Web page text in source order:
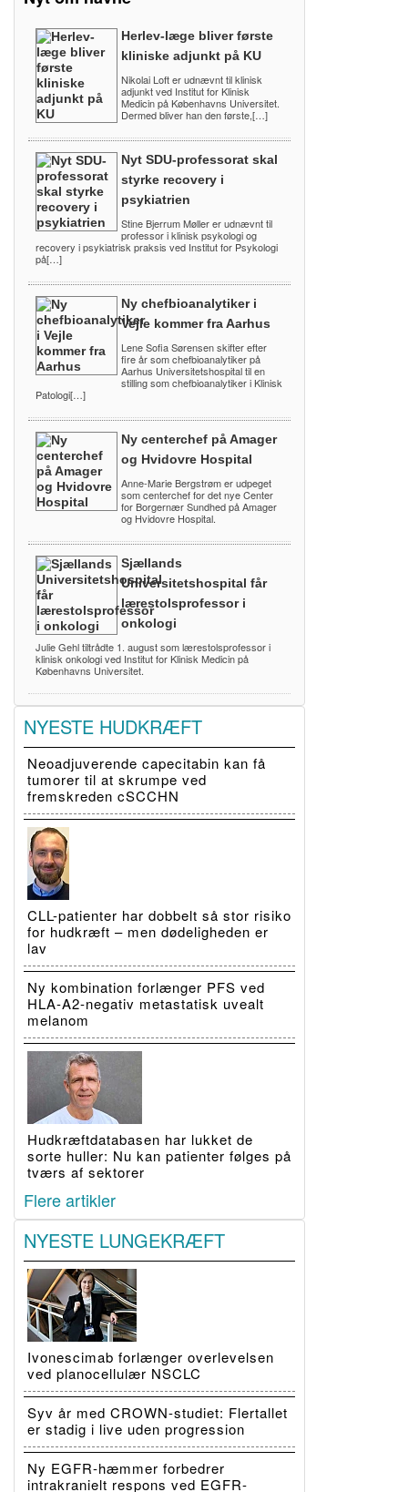
Herlev-læge bliver første
kliniske adjunkt på KU
Nikolai Loft er udnævnt til klinisk
adjunkt ved Institut for Klinisk
Medicin på Københavns Universitet.
Dermed bliver han den første,[…]
Nyt SDU-professorat skal
styrke recovery i
psykiatrien
Stine Bjerrum Møller er udnævnt til
professor i klinisk psykologi og
recovery i psykiatrisk praksis ved Institut for Psykologi
på[…]
Ny chefbioanalytiker i
Vejle kommer fra Aarhus
Lene Sofia Sørensen skifter efter
fire år som chefbioanalytiker på
Aarhus Universitetshospital til en
stilling som chefbioanalytiker i Klinisk
Patologi[…]
Ny centerchef på Amager
og Hvidovre Hospital
Anne-Marie Bergstrøm er udpeget
som centerchef for det nye Center
for Borgernær Sundhed på Amager
og Hvidovre Hospital.
Sjællands
Universitetshospital får
lærestolsprofessor i
onkologi
Julie Gehl tiltrådte 1. august som lærestolsprofessor i
klinisk onkologi ved Institut for Klinisk Medicin på
Københavns Universitet.
NYESTE HUDKRÆFT
Neoadjuverende capecitabin kan få
tumorer til at skrumpe ved
fremskreden cSCCHN
CLL-patienter har dobbelt så stor risiko
for hudkræft – men dødeligheden er
lav
Ny kombination forlænger PFS ved
HLA-A2-negativ metastatisk uvealt
melanom
Hudkræftdatabasen har lukket de
sorte huller: Nu kan patienter følges på
tværs af sektorer
Flere artikler
NYESTE LUNGEKRÆFT
Ivonescimab forlænger overlevelsen
ved planocellulær NSCLC
Syv år med CROWN-studiet: Flertallet
er stadig i live uden progression
Ny EGFR-hæmmer forbedrer
intrakranielt respons ved EGFR-